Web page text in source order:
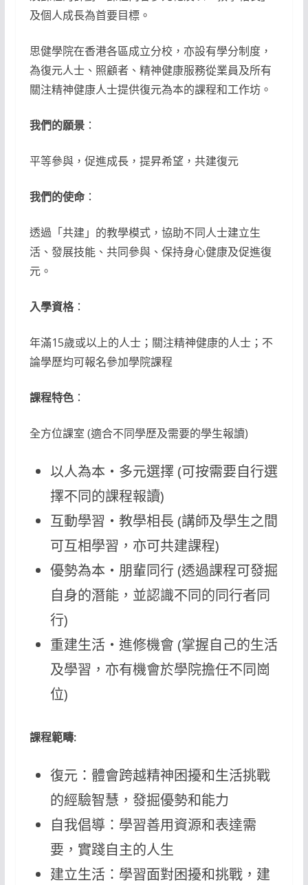
及個人成長為首要目標。
思健學院在香港各區成立分校，亦設有學分制度，
為復元人士、照顧者、精神健康服務從業員及所有
關注精神健康人士提供復元為本的課程和工作坊。
我們的願景：
平等參與，促進成長，提昇希望，共建復元
我們的使命：
透過「共建」的教學模式，協助不同人士建立生
活、發展技能、共同參與、保持身心健康及促進復
元。
入學資格：
年滿15歲或以上的人士；關注精神健康的人士；不
論學歷均可報名參加學院課程
課程特色：
全方位課室 (適合不同學歷及需要的學生報讀)
以人為本‧多元選擇 (可按需要自行選
擇不同的課程報讀)
互動學習‧教學相長 (講師及學生之間
可互相學習，亦可共建課程)
優勢為本‧朋輩同行 (透過課程可發掘
自身的潛能，並認識不同的同行者同
行)
重建生活‧進修機會 (掌握自己的生活
及學習，亦有機會於學院擔任不同崗
位)
課程範疇:
復元：體會跨越精神困擾和生活挑戰
的經驗智慧，發掘優勢和能力
自我倡導：學習善用資源和表達需
要，實踐自主的人生
建立生活：學習面對困擾和挑戰，建